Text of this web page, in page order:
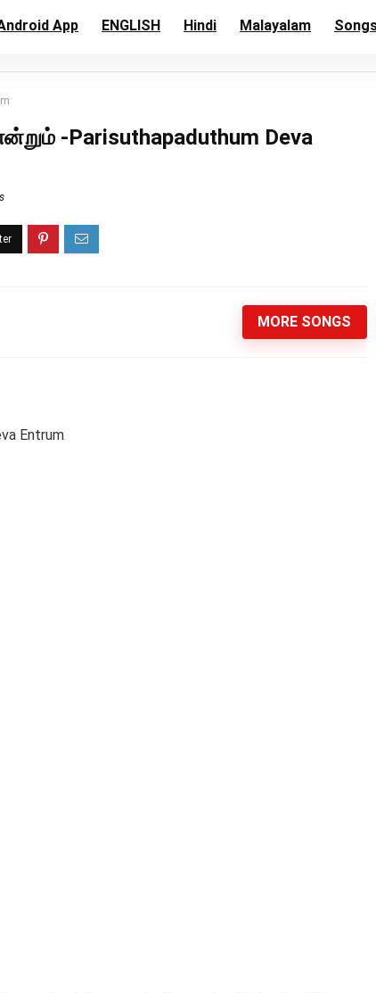
App ENGLISH Hindi Malayalam
-Parisuthapaduthum Deva
MORE SONGS
Entrum